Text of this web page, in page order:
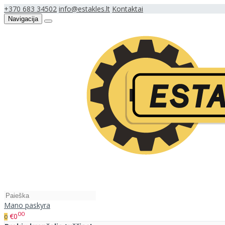
+370 683 34502 info@estakles.lt Kontaktai
Navigacija
Mano paskyra
0 €000